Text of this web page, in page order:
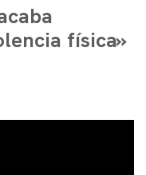
física»